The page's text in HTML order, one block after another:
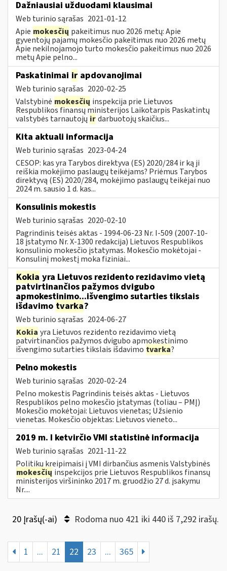
Dažniausiai užduodami klausimai
Web turinio sąrašas 2021-01-12
Apie mokesčių pakeitimus nuo 2026 metų: Apie
gyventojų pajamų mokesčio pakeitimus nuo 2026 metų
Apie nekilnojamojo turto mokesčio pakeitimus nuo 2026
metų Apie pelno...
Paskatinimai ir apdovanojimai
Web turinio sąrašas 2020-02-25
Valstybinė mokesčių inspekcija prie Lietuvos
Respublikos finansų ministerijos Laikotarpis Paskatintų
valstybės tarnautojų irdarbuotojų skaičius...
Kita aktuali informacija
Web turinio sąrašas 2023-04-24
CESOP: kas yra Tarybos direktyva (ES) 2020/284 ir ką ji
reiškia mokėjimo paslaugų teikėjams? Priėmus Tarybos
direktyvą (ES) 2020/284, mokėjimo paslaugų teikėjai nuo
2024 m. sausio 1 d. kas...
Konsulinis mokestis
Web turinio sąrašas 2020-02-10
Pagrindinis teisės aktas - 1994-06-23 Nr. I-509 (2007-10-
18 įstatymo Nr. X-1300 redakcija) Lietuvos Respublikos
konsulinio mokesčio įstatymas. Mokesčio mokėtojai -
Konsulinį mokestį moka fiziniai...
Kokia yra Lietuvos rezidento rezidavimo vietą
patvirtinančios pažymos dvigubo
apmokestinimo...išvengimo sutarties tikslais
išdavimo tvarka?
Web turinio sąrašas 2024-06-27
Kokia yra Lietuvos rezidento rezidavimo vietą
patvirtinančios pažymos dvigubo apmokestinimo
išvengimo sutarties tikslais išdavimo tvarka?
Pelno mokestis
Web turinio sąrašas 2020-02-24
Pelno mokestis Pagrindinis teisės aktas - Lietuvos
Respublikos pelno mokesčio įstatymas (toliau – PMĮ)
Mokesčio mokėtojai: Lietuvos vienetas; Užsienio
vienetas. Mokesčio objektas: Lietuvos vieneto...
2019 m. I ketvirčio VMI statistinė informacija
Web turinio sąrašas 2021-11-22
Politikų kreipimaisi į VMI dirbančius asmenis Valstybinės
mokesčių inspekcijos prie Lietuvos Respublikos finansų
ministerijos viršininko 2017 m. gruodžio 27 d. įsakymu
Nr....
20 Įrašų(-ai) Rodoma nuo 421 iki 440 iš 7,292 irašų.
1 ... 21 22 23 ... 365